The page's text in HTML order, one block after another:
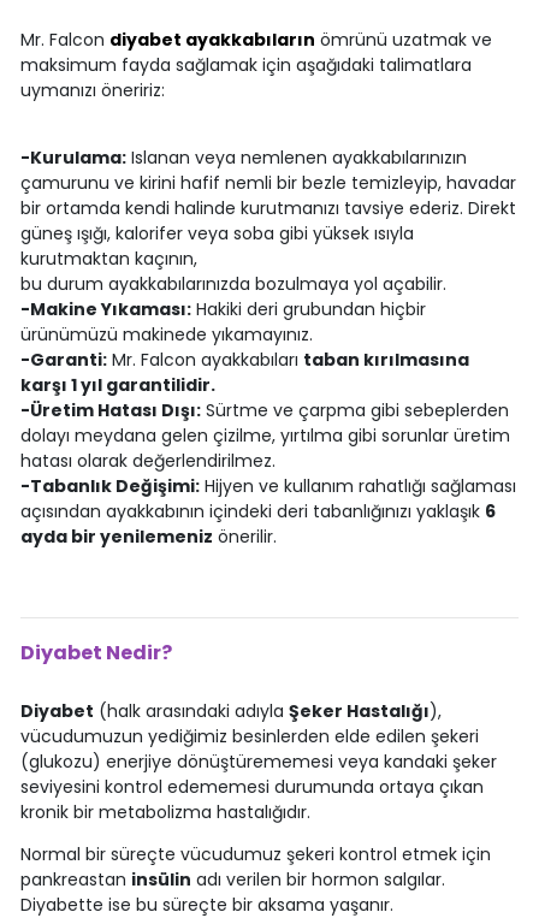
Mr. Falcon diyabet ayakkabıların ömrünü uzatmak ve
maksimum fayda sağlamak için aşağıdaki talimatlara
uymanızı öneririz:
-Kurulama:Islanan veya nemlenen ayakkabılarınızın
çamurunu ve kirini hafif nemli bir bezle temizleyip, havadar
bir ortamda kendi halinde kurutmanızı tavsiye ederiz. Direkt
güneş ışığı, kalorifer veya soba gibi yüksek ısıyla
kurutmaktan kaçının,
bu durum ayakkabılarınızda bozulmaya yol açabilir.
-Makine Yıkaması:Hakiki deri grubundan hiçbir
ürünümüzü makinede yıkamayınız.
-Garanti:Mr. Falcon ayakkabıları taban kırılmasına
karşı 1 yıl garantilidir.
-Üretim Hatası Dışı:Sürtme ve çarpma gibi sebeplerden
dolayı meydana gelen çizilme, yırtılma gibi sorunlar üretim
hatası olarak değerlendirilmez.
-Tabanlık Değişimi:Hijyen ve kullanım rahatlığı sağlaması
açısından ayakkabının içindeki deri tabanlığınızı yaklaşık 6
ayda bir yenilemeniz önerilir.
Diyabet Nedir?
Diyabet (halk arasındaki adıyla Şeker Hastalığı),
vücudumuzun yediğimiz besinlerden elde edilen şekeri
(glukozu) enerjiye dönüştürememesi veya kandaki şeker
seviyesini kontrol edememesi durumunda ortaya çıkan
kronik bir metabolizma hastalığıdır.
Normal bir süreçte vücudumuz şekeri kontrol etmek için
pankreastan insülin adı verilen bir hormon salgılar.
Diyabette ise bu süreçte bir aksama yaşanır.